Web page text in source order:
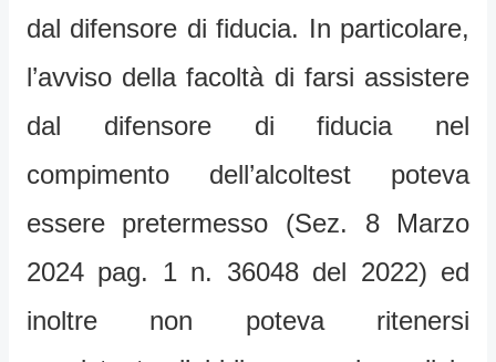
dal difensore di fiducia. In particolare,
l’avviso della facoltà di farsi assistere
dal difensore di fiducia nel
compimento dell’alcoltest poteva
essere pretermesso (Sez. 8 Marzo
2024 pag. 1 n. 36048 del 2022) ed
inoltre non poteva ritenersi